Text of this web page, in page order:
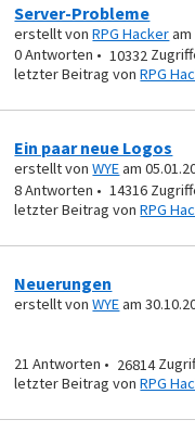
Server-Probleme
erstellt vonRPG Hackeram
0
10332
vonRPG
Ein paar neue Logos
erstellt vonWYEam
8
14316
vonRPG
Neuerungen
erstellt vonWYEam
21
26814
vonRPG